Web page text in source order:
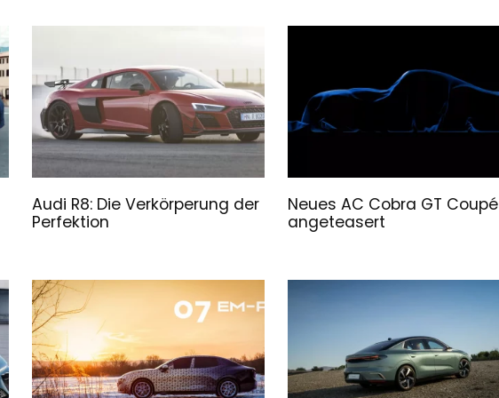
Audi R8: Die Verkörperung der
Perfektion
Neues AC Cobra GT Coupé
angeteasert